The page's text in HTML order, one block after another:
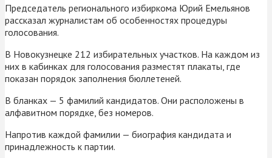
Председатель регионального избиркома Юрий Емельянов
рассказал журналистам об особенностях процедуры
голосования.
В Новокузнецке 212 избирательных участков. На каждом из
них в кабинках для голосования разместят плакаты, где
показан порядок заполнения бюллетеней.
В бланках — 5 фамилий кандидатов. Они расположены в
алфавитном порядке, без номеров.
Напротив каждой фамилии — биография кандидата и
принадлежность к партии.